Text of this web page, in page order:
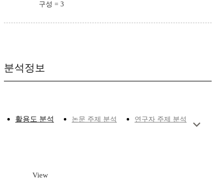
구성 = 3
분석정보
활용도 분석 논문 주제 분석 연구자 주제 분석
View